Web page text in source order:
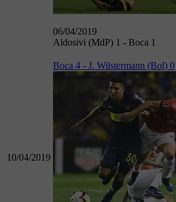
06/04/2019
Aldosivi (MdP) 1 - Boca 1
10/04/2019
Boca 4 - J. Wilstermann (Bol) 0